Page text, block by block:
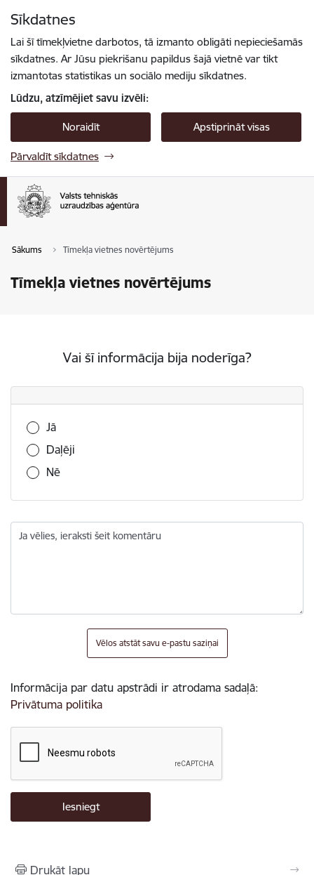
Sīkdatnes
Lai šī tīmekļvietne darbotos, tā izmanto obligāti nepieciešamās
sīkdatnes. Ar Jūsu piekrišanu papildus šajā vietnē var tikt
izmantotas statistikas un sociālo mediju sīkdatnes.
Lūdzu, atzīmējiet savu izvēli:
Noraidīt Apstiprināt visas
Pārvaldīt sīkdatnes
Sākums Tīmekļa vietnes novērtējums
Tīmekļa vietnes novērtējums
Vai šī informācija bija noderīga?
Vai šī informācija bija noderīga?
Jā
Daļēji
Nē
Ja vēlies, ieraksti šeit komentāru
Vēlos atstāt savu e-pastu saziņai
Informācija par datu apstrādi ir atrodama sadaļā:
Privātuma politika
Drukāt lapu